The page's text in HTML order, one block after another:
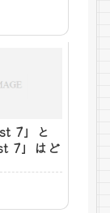
7」と
7」はど